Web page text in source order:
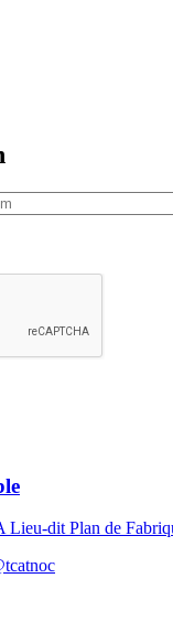
Lieu-dit Plan de